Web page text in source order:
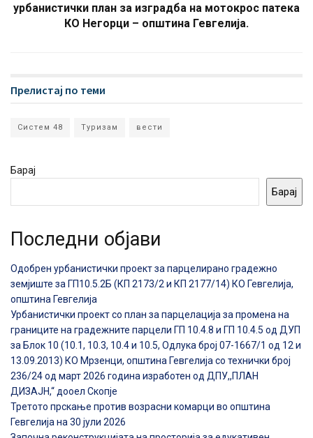
урбанистички план за изградба на мотокрос патека
КО Негорци – општина Гевгелија.
Прелистај по теми
Систем 48 Туризам вести
Барај
Барај
Последни објави
Одобрен урбанистички проект за парцелирано градежно
земјиште за ГП10.5.2Б (КП 2173/2 и КП 2177/14) КО Гевгелија,
општина Гевгелија
Урбанистички проект со план за парцелација за промена на
границите на градежните парцели ГП 10.4.8 и ГП 10.4.5 од ДУП
за Блок 10 (10.1, 10.3, 10.4 и 10.5, Одлука број 07-1667/1 од 12 и
13.09.2013) КО Мрзенци, општина Гевгелија со технички број
236/24 од март 2026 година изработен од ДПУ,,ПЛАН
ДИЗАЈН,“ дооел Скопје
Третото прскање против возрасни комарци во општина
Гевгелија на 30 јули 2026